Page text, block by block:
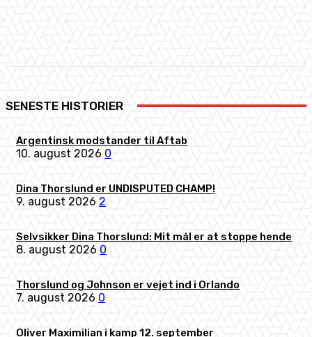
SENESTE HISTORIER
Argentinsk modstander til Aftab
10. august 2026 0
Dina Thorslund er UNDISPUTED CHAMP!
9. august 2026 2
Selvsikker Dina Thorslund: Mit mål er at stoppe hende
8. august 2026 0
Thorslund og Johnson er vejet ind i Orlando
7. august 2026 0
Oliver Maximilian i kamp 12. september